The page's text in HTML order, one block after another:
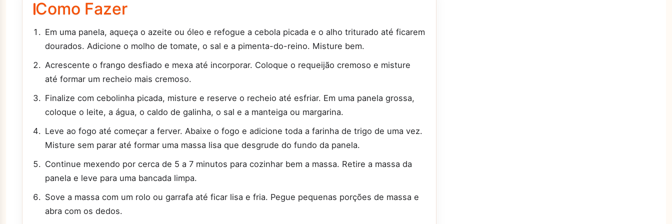
Como Fazer
Em uma panela, aqueça o azeite ou óleo e refogue a cebola picada e o alho triturado até ficarem
dourados. Adicione o molho de tomate, o sal e a pimenta-do-reino. Misture bem.
Acrescente o frango desfiado e mexa até incorporar. Coloque o requeijão cremoso e misture
até formar um recheio mais cremoso.
Finalize com cebolinha picada, misture e reserve o recheio até esfriar. Em uma panela grossa,
coloque o leite, a água, o caldo de galinha, o sal e a manteiga ou margarina.
Leve ao fogo até começar a ferver. Abaixe o fogo e adicione toda a farinha de trigo de uma vez.
Misture sem parar até formar uma massa lisa que desgrude do fundo da panela.
Continue mexendo por cerca de 5 a 7 minutos para cozinhar bem a massa. Retire a massa da
panela e leve para uma bancada limpa.
Sove a massa com um rolo ou garrafa até ficar lisa e fria. Pegue pequenas porções de massa e
abra com os dedos.